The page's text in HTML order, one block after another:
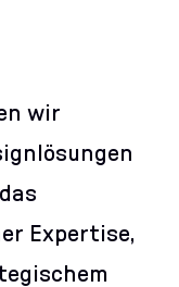
wir
Expertise,